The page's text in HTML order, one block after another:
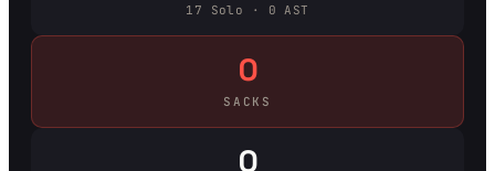
17 Solo · 0 AST
0
SACKS
0